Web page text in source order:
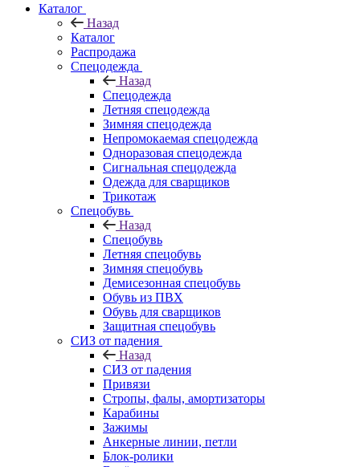
Каталог
Назад
Каталог
Распродажа
Спецодежда
Назад
Спецодежда
Летняя спецодежда
Зимняя спецодежда
Непромокаемая спецодежда
Одноразовая спецодежда
Сигнальная спецодежда
Одежда для сварщиков
Трикотаж
Спецобувь
Назад
Спецобувь
Летняя спецобувь
Зимняя спецобувь
Демисезонная спецобувь
Обувь из ПВХ
Обувь для сварщиков
Защитная спецобувь
СИЗ от падения
Назад
СИЗ от падения
Привязи
Стропы, фалы, амортизаторы
Карабины
Зажимы
Анкерные линии, петли
Блок-ролики